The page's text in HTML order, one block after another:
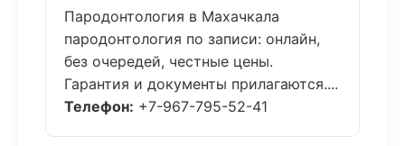
Пародонтология в Махачкала
пародонтология по записи: онлайн,
без очередей, честные цены.
Гарантия и документы прилагаются....
Телефон: +7-967-795-52-41